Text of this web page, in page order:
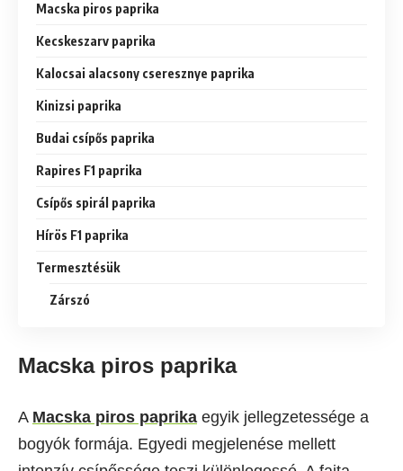
Macska piros paprika
Kecskeszarv paprika
Kalocsai alacsony cseresznye paprika
Kinizsi paprika
Budai csípős paprika
Rapires F1 paprika
Csípős spirál paprika
Hírös F1 paprika
Termesztésük
Zárszó
Macska piros paprika
A Macska piros paprika egyik jellegzetessége a
bogyók formája. Egyedi megjelenése mellett